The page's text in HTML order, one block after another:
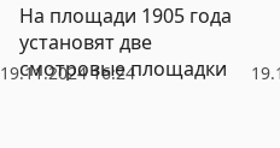
19.11.2024 16:24
На площади 1905 года
установят две
смотровые площадки